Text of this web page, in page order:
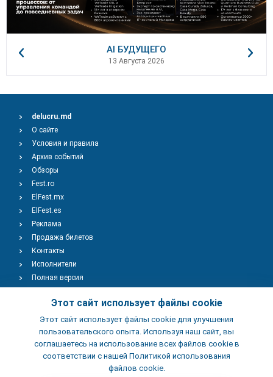
AI БУДУЩЕГО
13 Августа 2026
Этот сайт использует файлы cookie
Этот сайт использует файлы cookie для улучшения
пользовательского опыта. Используя наш сайт, вы
соглашаетесь на использование всех файлов cookie в
соответствии с нашей Политикой использования
файлов cookie.
delucru.md
О сайте
Условия и правила
Архив событий
Обзоры
Fest.ro
ElFest.mx
ElFest.es
Реклама
Продажа билетов
Контакты
Исполнители
Полная версия
Добавить Событие
Добавить Заведение